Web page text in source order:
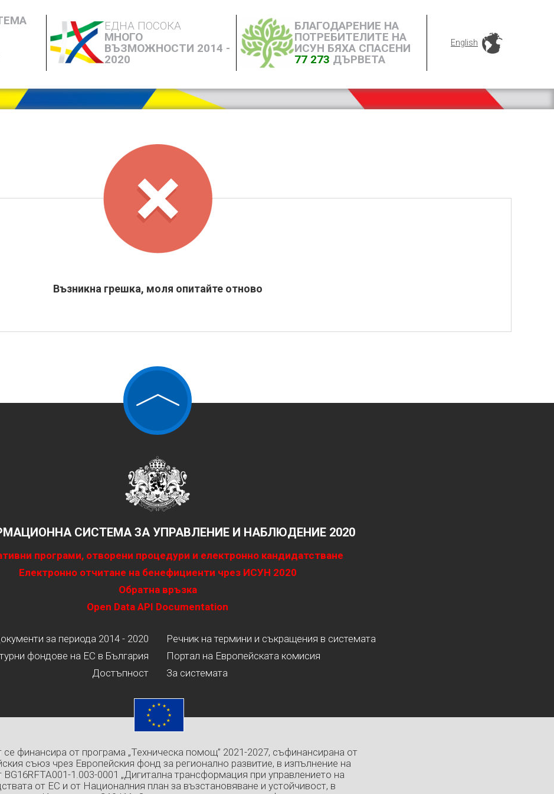
ЕДНА ПОСОКА
МНОГО
ВЪЗМОЖНОСТИ 2014 -
2020
БЛАГОДАРЕНИЕ НА
ПОТРЕБИТЕЛИТЕ НА
ИСУН БЯХА СПАСЕНИ
77 273 ДЪРВЕТА
English
Възникна грешка, моля опитайте отново
СИСТЕМА ЗА УПРАВЛЕНИЕ И НАБЛЮДЕНИЕ 2020
програми, отворени процедури и електронно кандидатстване
Електронно отчитане на бенефициенти чрез ИСУН 2020
Обратна връзка
Open Data API Documentation
за периода 2014 - 2020
фондове на ЕС в България
Достъпност
Речник на термини и съкращения в системата
Портал на Европейската комисия
За системата
се финансира от програма „Техническа помощ” 2021-2027, съфинансирана от
съюз чрез Европейския фонд за регионално развитие, в изпълнение на
BG16RFTA001-1.003-0001 „Дигитална трансформация при управлението на
от ЕС и от Националния план за възстановяване и устойчивост, в